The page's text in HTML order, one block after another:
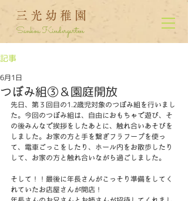
三光幼稚園
Sankou Kindergarten
記事
つぼみ組③＆園庭開放
6月1日
先日、第３回目の1.2歳児対象のつぼみ組を行いまし
た。今回のつぼみ組は、自由におもちゃで遊び、そ
の後みんなで挨拶をしたあとに、触れ合いあそびを
しました。お家の方と手を繋ぎフラフープを使っ
て、電車ごっこをしたり、ホール内をお散歩したり
して、お家の方と触れ合いながら過ごしました。
そして！！最後に年長さんがこっそり準備をしてく
れていたお店屋さんが開店！